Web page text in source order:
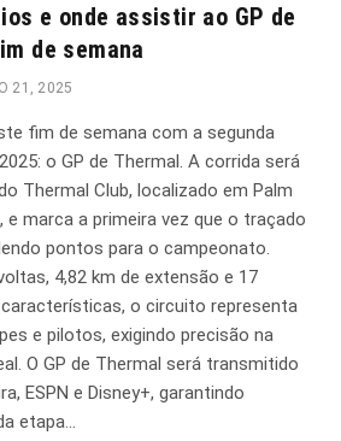
e onde assistir ao GP de
de semana
21, 2025
fim de semana com a segunda
o GP de Thermal. A corrida será
Thermal Club, localizado em Palm
e marca a primeira vez que o traçado
pontos para o campeonato.
4,82 km de extensão e 17
o circuito representa
e pilotos, exigindo precisão na
O GP de Thermal será transmitido
ESPN e Disney+, garantindo
etapa…